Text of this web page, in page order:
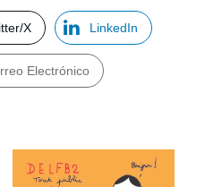
X LinkedIn
Electrónico